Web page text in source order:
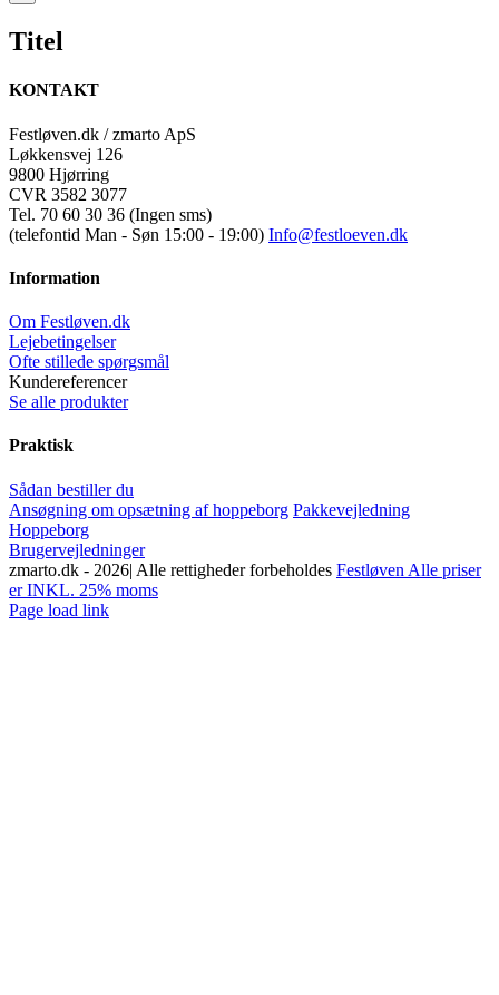
product
view
Titel
KONTAKT
Festløven.dk / zmarto ApS
Løkkensvej 126
9800 Hjørring
CVR 3582 3077
Tel. 70 60 30 36 (Ingen sms)
(telefontid Man - Søn 15:00 - 19:00) Info@festloeven.dk
Information
Om Festløven.dk
Lejebetingelser
Ofte stillede spørgsmål
Kundereferencer
Se alle produkter
Praktisk
Sådan bestiller du
Ansøgning om opsætning af hoppeborg Pakkevejledning
Hoppeborg
Brugervejledninger
zmarto.dk - 2026| Alle rettigheder forbeholdes Festløven Alle priser
er INKL. 25% moms
Facebook
Instagram
YouTube
Page load link